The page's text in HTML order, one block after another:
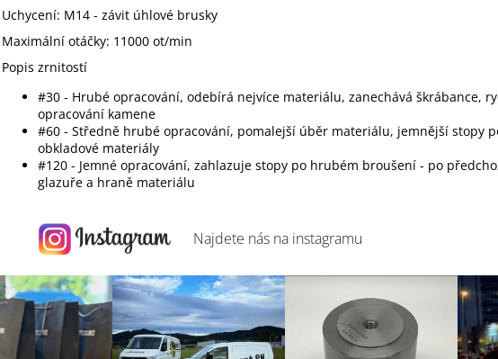
Uchycení: M14 - závit úhlové brusky
Maximální otáčky: 11000 ot/min
Popis zrnitostí
#30 - Hrubé opracování, odebírá nejvíce materiálu, zanechává škrábance,
opracování kamene
#60 - Středně hrubé opracování, pomalejší úběr materiálu, jemnější stopy
obkladové materiály
#120 - Jemné opracování, zahlazuje stopy po hrubém broušení - po
glazuře a hraně materiálu
Najdete nás na instagramu